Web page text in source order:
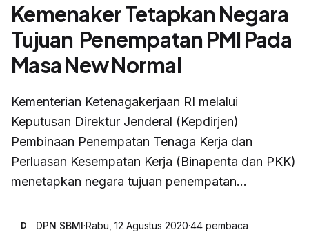
Kemenaker Tetapkan Negara
Tujuan Penempatan PMI Pada
Masa New Normal
Kementerian Ketenagakerjaan RI melalui
Keputusan Direktur Jenderal (Kepdirjen)
Pembinaan Penempatan Tenaga Kerja dan
Perluasan Kesempatan Kerja (Binapenta dan PKK)
menetapkan negara tujuan penempatan...
D DPN SBMI·Rabu, 12 Agustus 2020·44 pembaca